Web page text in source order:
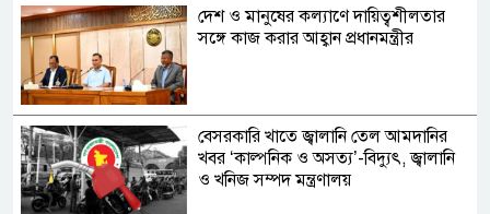
দেশ ও মানুষের কল্যাণে দায়িত্বশীলতার
সঙ্গে কাজ করার আহ্বান প্রধানমন্ত্রীর
বেসরকারি খাতে জ্বালানি তেল আমদানির
খবর ‘কাল্পনিক ও অসত্য’-বিদ্যুৎ, জ্বালানি
ও খনিজ সম্পদ মন্ত্রণালয়